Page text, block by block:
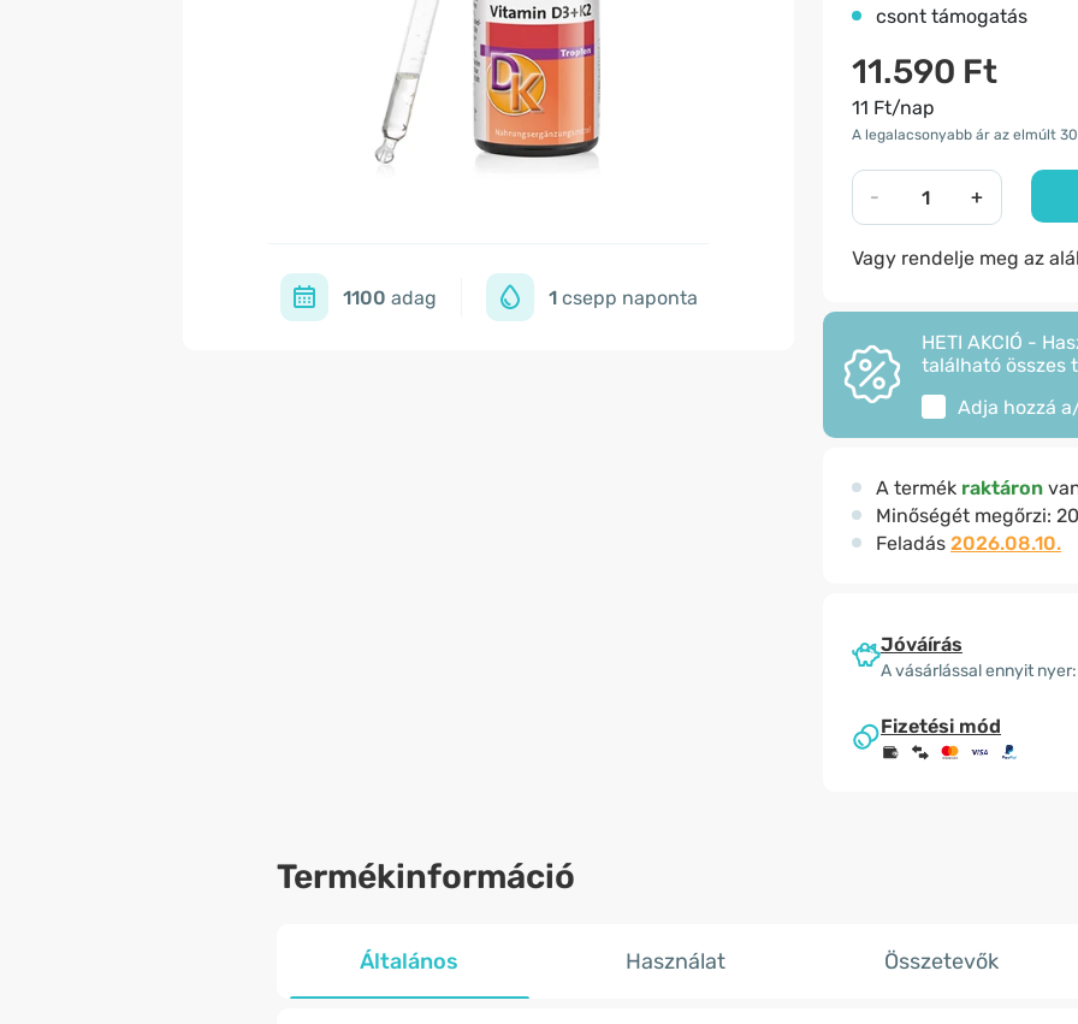
1100 adag 1csepp naponta
csont támogatás
11.590 Ft
11 Ft/nap
A legalacsonyabb ár az elmúlt
- +
Vagy rendelje meg az
HETI AKCIÓ -
található összes
Adja hozzá
A termék raktáron
Minőségét megőrzi:
Feladás 2026.08.10.
Jóváírás
A vásárlással ennyit
Fizetési mód
Termékinformáció
Általános Használat Összetevők